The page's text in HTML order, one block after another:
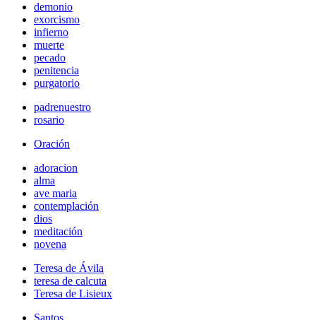
demonio
exorcismo
infierno
muerte
pecado
penitencia
purgatorio
padrenuestro
rosario
Oración
adoracion
alma
ave maria
contemplación
dios
meditación
novena
Teresa de Ávila
teresa de calcuta
Teresa de Lisieux
Santos